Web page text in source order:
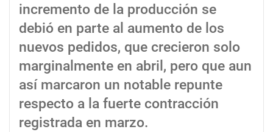
incremento de la producción se
debió en parte al aumento de los
nuevos pedidos, que crecieron solo
marginalmente en abril, pero que aun
así marcaron un notable repunte
respecto a la fuerte contracción
registrada en marzo.